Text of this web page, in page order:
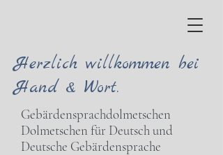
Herzlich willkommen bei
Hand & Wort.
Gebärdensprachdolmetschen
Dolmetschen für Deutsch und
Deutsche Gebärdensprache